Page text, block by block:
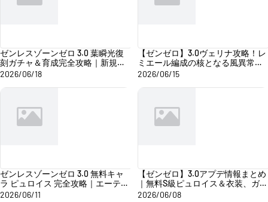
ゼンレスゾーンゼロ 3.0 葉瞬光復
刻ガチャ＆育成完全攻略｜新規・
復帰プロキシ向け専用アドバイス
2026/06/18
【ゼンゼロ】3.0ヴェリナ攻略！レ
ミエール編成の核となる風異常サ
ポーター
2026/06/15
ゼンレスゾーンゼロ 3.0 無料キャ
ラ ピュロイス 完全攻略｜エーテル
アタッカー メイン DPS 4 分岐アル
2026/06/11
【ゼンゼロ】3.0アプデ情報まとめ
｜無料S級ピュロイス＆衣装、ガチ
ャ、配布報酬を徹底解説
2026/06/08